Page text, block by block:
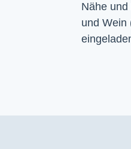
Nähe
und Wein